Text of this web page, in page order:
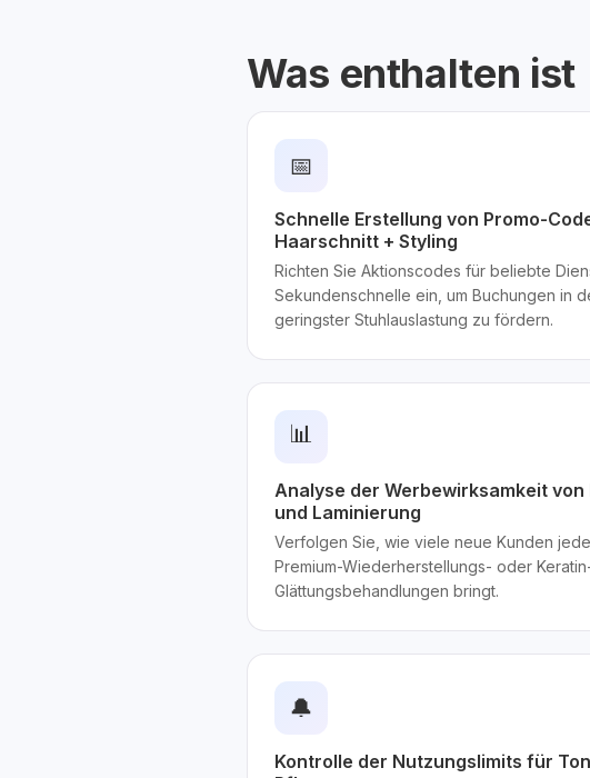
Was enthalten ist
📅
Schnelle Erstellung von Promo-
Haarschnitt + Styling
Richten Sie Aktionscodes für beliebte
Sekundenschnelle ein, um Buchungen in
geringster Stuhlauslastung zu fördern.
📊
Analyse der Werbewirksamkeit
und Laminierung
Verfolgen Sie, wie viele neue Kunden
Premium-Wiederherstellungs- oder
Glättungsbehandlungen bringt.
🔔
Kontrolle der Nutzungslimits für